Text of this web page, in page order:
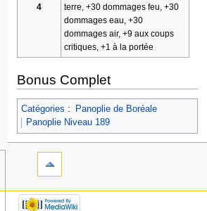
4
terre, +30 dommages feu, +30
dommages eau, +30
dommages air, +9 aux coups
critiques, +1 à la portée
Bonus Complet
Catégories :
Panoplie de Boréale
Panoplie Niveau 189